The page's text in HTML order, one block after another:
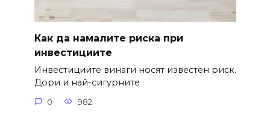
Как да намалите риска при
инвестициите
Инвестициите винаги носят известен риск.
Дори и най-сигурните
0 982